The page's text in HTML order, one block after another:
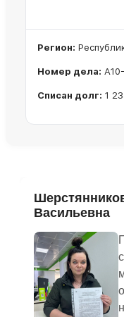
Регион:
Номер дела:
Списан долг: 1
Васильевна